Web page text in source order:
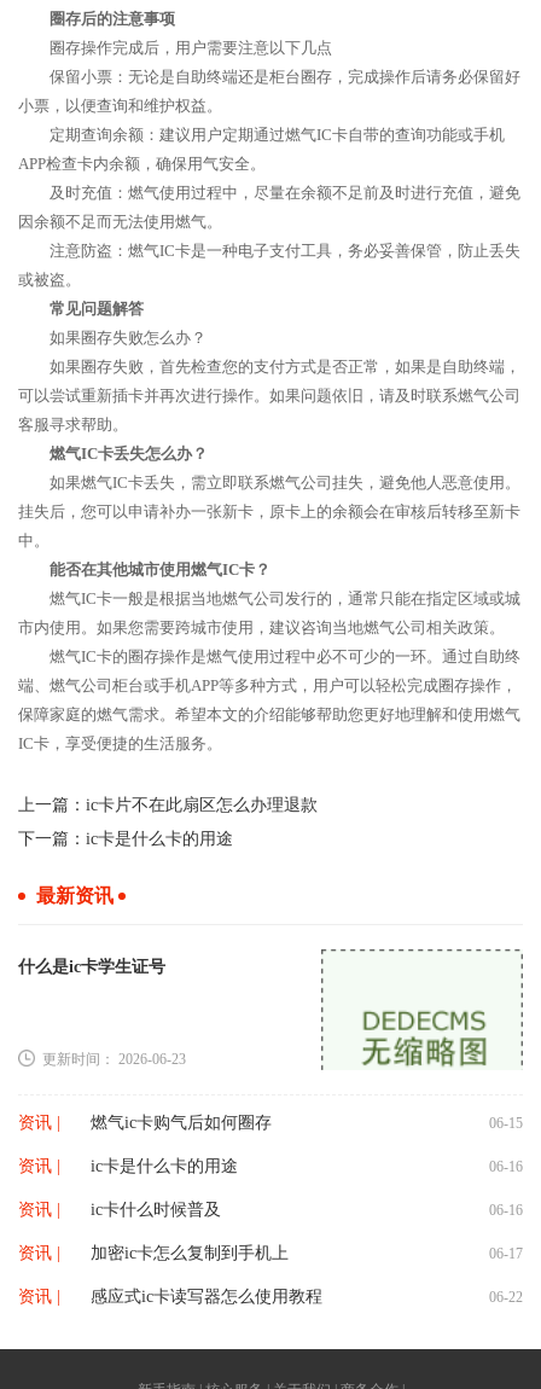
圈存后的注意事项
圈存操作完成后，用户需要注意以下几点
保留小票：无论是自助终端还是柜台圈存，完成操作后请务必保留好
小票，以便查询和维护权益。
定期查询余额：建议用户定期通过燃气IC卡自带的查询功能或手机
APP检查卡内余额，确保用气安全。
及时充值：燃气使用过程中，尽量在余额不足前及时进行充值，避免
因余额不足而无法使用燃气。
注意防盗：燃气IC卡是一种电子支付工具，务必妥善保管，防止丢失
或被盗。
常见问题解答
如果圈存失败怎么办？
如果圈存失败，首先检查您的支付方式是否正常，如果是自助终端，
可以尝试重新插卡并再次进行操作。如果问题依旧，请及时联系燃气公司
客服寻求帮助。
燃气IC卡丢失怎么办？
如果燃气IC卡丢失，需立即联系燃气公司挂失，避免他人恶意使用。
挂失后，您可以申请补办一张新卡，原卡上的余额会在审核后转移至新卡
中。
能否在其他城市使用燃气IC卡？
燃气IC卡一般是根据当地燃气公司发行的，通常只能在指定区域或城
市内使用。如果您需要跨城市使用，建议咨询当地燃气公司相关政策。
燃气IC卡的圈存操作是燃气使用过程中必不可少的一环。通过自助终
端、燃气公司柜台或手机APP等多种方式，用户可以轻松完成圈存操作，
保障家庭的燃气需求。希望本文的介绍能够帮助您更好地理解和使用燃气
IC卡，享受便捷的生活服务。
上一篇： ic卡片不在此扇区怎么办理退款
下一篇： ic卡是什么卡的用途
最新资讯
什么是ic卡学生证号
更新时间： 2026-06-23
资讯 | 燃气ic卡购气后如何圈存 06-15
资讯 | ic卡是什么卡的用途 06-16
资讯 | ic卡什么时候普及 06-16
资讯 | 加密ic卡怎么复制到手机上 06-17
资讯 | 感应式ic卡读写器怎么使用教程 06-22